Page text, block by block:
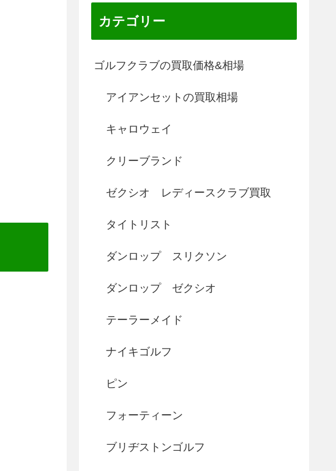
カテゴリー
ゴルフクラブの買取価格&相場
アイアンセットの買取相場
キャロウェイ
クリーブランド
ゼクシオ レディースクラブ買取
タイトリスト
ダンロップ スリクソン
ダンロップ ゼクシオ
テーラーメイド
ナイキゴルフ
ピン
フォーティーン
ブリヂストンゴルフ